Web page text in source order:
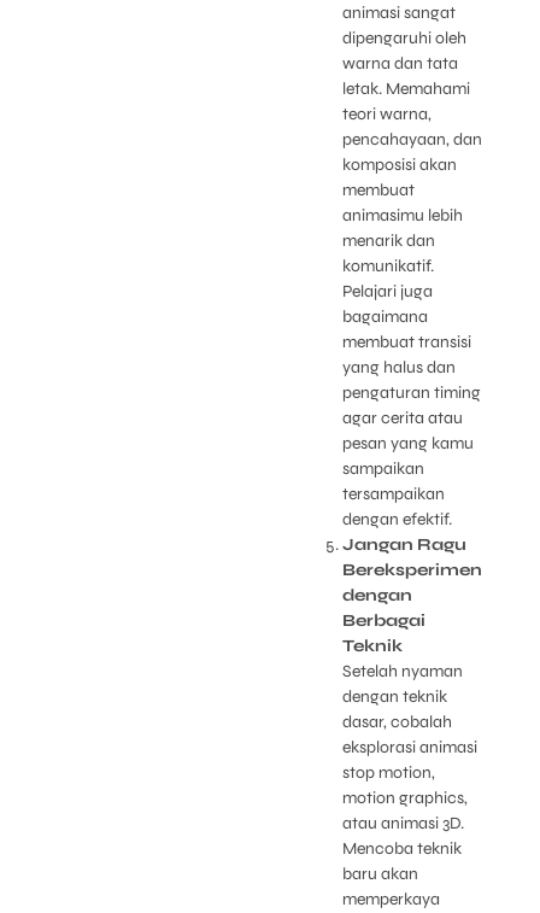
animasi sangat
dipengaruhi oleh
warna dan tata
letak. Memahami
teori warna,
pencahayaan, dan
komposisi akan
membuat
animasimu lebih
menarik dan
komunikatif.
Pelajari juga
bagaimana
membuat transisi
yang halus dan
pengaturan timing
agar cerita atau
pesan yang kamu
sampaikan
tersampaikan
dengan efektif.
Jangan Ragu
Bereksperimen
dengan
Berbagai
Teknik
Setelah nyaman
dengan teknik
dasar, cobalah
eksplorasi animasi
stop motion,
motion graphics,
atau animasi 3D.
Mencoba teknik
baru akan
memperkaya